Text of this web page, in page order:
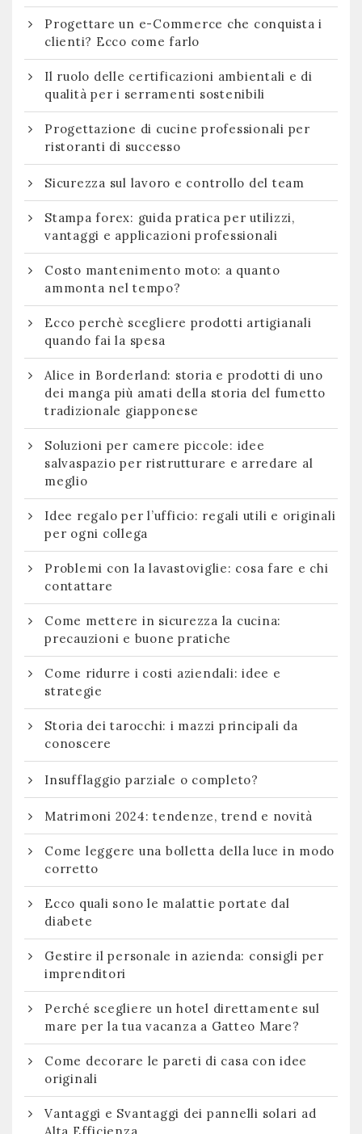
Progettare un e-Commerce che conquista i
clienti? Ecco come farlo
Il ruolo delle certificazioni ambientali e di
qualità per i serramenti sostenibili
Progettazione di cucine professionali per
ristoranti di successo
Sicurezza sul lavoro e controllo del team
Stampa forex: guida pratica per utilizzi,
vantaggi e applicazioni professionali
Costo mantenimento moto: a quanto
ammonta nel tempo?
Ecco perchè scegliere prodotti artigianali
quando fai la spesa
Alice in Borderland: storia e prodotti di uno
dei manga più amati della storia del fumetto
tradizionale giapponese
Soluzioni per camere piccole: idee
salvaspazio per ristrutturare e arredare al
meglio
Idee regalo per l’ufficio: regali utili e originali
per ogni collega
Problemi con la lavastoviglie: cosa fare e chi
contattare
Come mettere in sicurezza la cucina:
precauzioni e buone pratiche
Come ridurre i costi aziendali: idee e
strategie
Storia dei tarocchi: i mazzi principali da
conoscere
Insufflaggio parziale o completo?
Matrimoni 2024: tendenze, trend e novità
Come leggere una bolletta della luce in modo
corretto
Ecco quali sono le malattie portate dal
diabete
Gestire il personale in azienda: consigli per
imprenditori
Perché scegliere un hotel direttamente sul
mare per la tua vacanza a Gatteo Mare?
Come decorare le pareti di casa con idee
originali
Vantaggi e Svantaggi dei pannelli solari ad